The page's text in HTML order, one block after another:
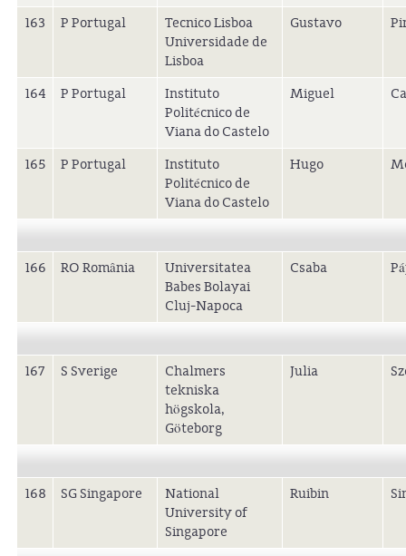
163 P Portugal
Tecnico Lisboa
Universidade de
Lisboa
Gustavo
164 P Portugal
Instituto
Politécnico de
Viana do Castelo
Miguel
165 P Portugal
Instituto
Politécnico de
Viana do Castelo
Hugo
166 RO România
Universitatea
Babes Bolayai
Cluj-Napoca
Csaba
167 S Sverige
Chalmers
tekniska
högskola,
Göteborg
Julia
168 SG Singapore
National
University of
Singapore
Ruibin